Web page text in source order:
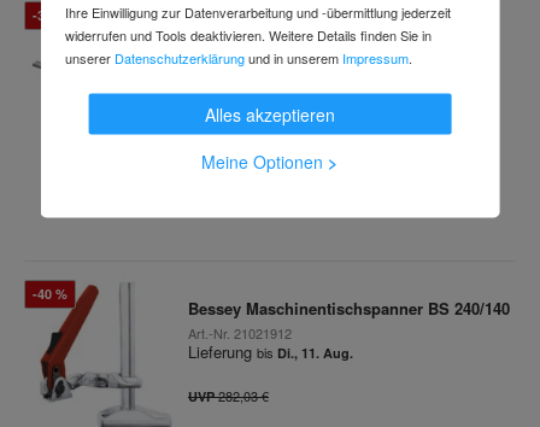
-30 %
Festool Parallelanschlag FS-PA
Art.-Nr.80347560x2
Lieferung
UVP 326,98 €
228,99 €
-40 %
Bessey Maschinentischspanner BS 240/140
Art.-Nr. 21021912
Lieferung bis Di., 11. Aug.
UVP282,03 €
Ihre Einwilligung zur Datenverarbeitung und -übermittlung jederzeit
widerrufen und Tools deaktivieren. Weitere Details finden Sie in
unserer Datenschutzerklärungund in unserem Impressum.
Alles akzeptieren
Meine Optionen >